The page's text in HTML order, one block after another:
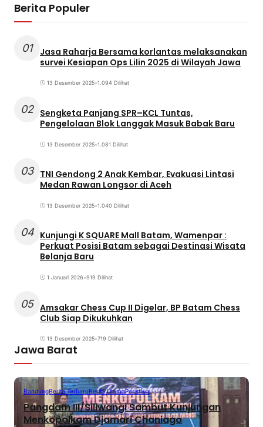
Berita Populer
01
Jasa Raharja Bersama korlantas melaksanakan
survei Kesiapan Ops Lilin 2025 di Wilayah Jawa
13 Desember 2025•1.094 Dilihat
02 Sengketa Panjang SPR–KCL Tuntas,
Pengelolaan Blok Langgak Masuk Babak Baru
13 Desember 2025•1.081 Dilihat
03 TNI Gendong 2 Anak Kembar, Evakuasi Lintasi
Medan Rawan Longsor di Aceh
13 Desember 2025•1.040 Dilihat
04 Kunjungi K SQUARE Mall Batam, Wamenpar :
Perkuat Posisi Batam sebagai Destinasi Wisata
Belanja Baru
1 Januari 2026•919 Dilihat
05 Amsakar Chess Cup II Digelar, BP Batam Chess
Club Siap Dikukuhkan
13 Desember 2025•719 Dilihat
Jawa Barat
BandungBerita TerbaruBerita UtamaPeristiwa
Pangdam III/Siliwangi Sambut Kunjungan
Menkopolkam Djamari Chaniago